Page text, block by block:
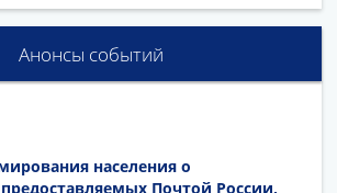
Анонсы событий
населения о
Почтой России,